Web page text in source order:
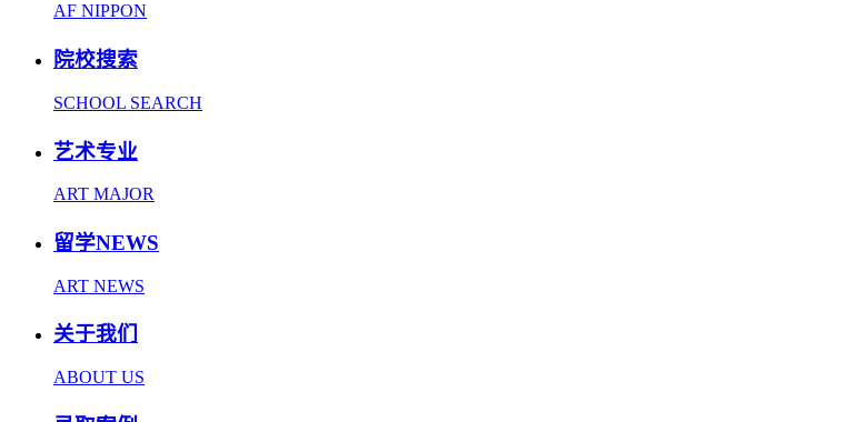
AF NIPPON
院校搜索
SCHOOL SEARCH
艺术专业
ART MAJOR
留学NEWS
ART NEWS
关于我们
ABOUT US